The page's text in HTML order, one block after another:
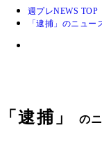
週プレNEWS TOP
「逮捕」のニュ
「逮捕 」の